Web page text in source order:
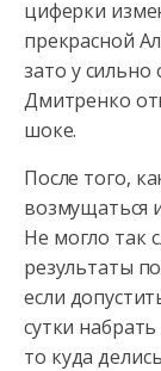
циферки
прекрасной
зато у
Дмитренко
шоке.
После того,
возмущаться
Не могло так
результаты
если
сутки
то куда